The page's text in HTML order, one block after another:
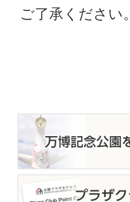
ご了承ください。